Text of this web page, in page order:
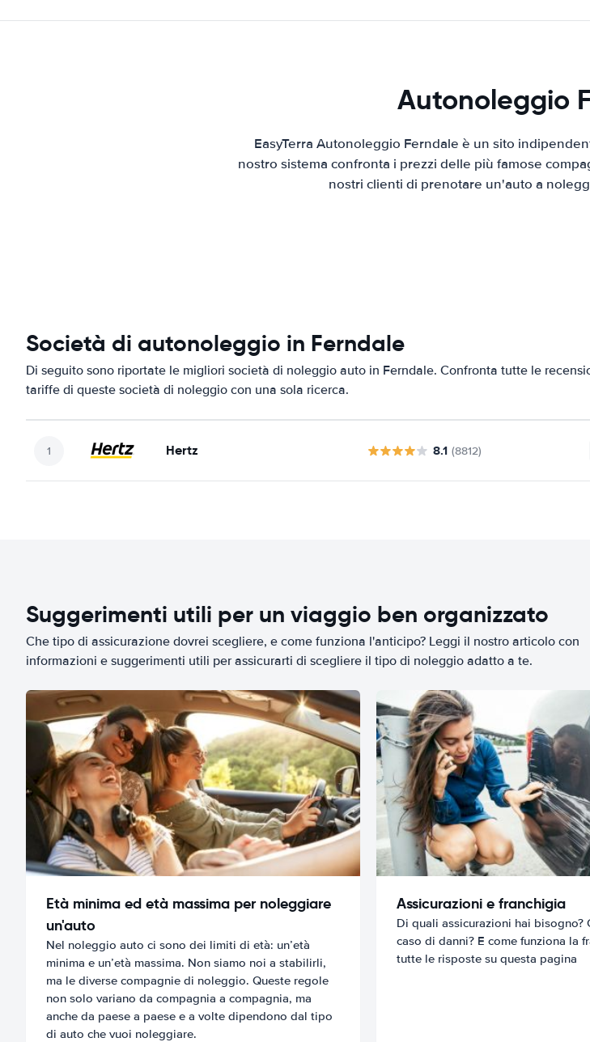
Autonoleggio
EasyTerra Autonoleggio Ferndale è un sito
nostro sistema confronta i prezzi delle più famose
nostri clienti di prenotare un'auto a
Società di autonoleggio in Ferndale
Di seguito sono riportate le migliori società di noleggio auto in Ferndale. Confronta tutte le
tariffe di queste società di noleggio con una sola ricerca.
Hertz 8.1 (8812)
Suggerimenti utili per un viaggio ben organizzato
Che tipo di assicurazione dovrei scegliere, e come funziona l'anticipo? Leggi il nostro articolo con
informazioni e suggerimenti utili per assicurarti di scegliere il tipo di noleggio adatto a te.
Età minima ed età massima per noleggiare
un'auto
Nel noleggio auto ci sono dei limiti di età: un’età
minima e un’età massima. Non siamo noi a stabilirli,
ma le diverse compagnie di noleggio. Queste regole
non solo variano da compagnia a compagnia, ma
anche da paese a paese e a volte dipendono dal tipo
di auto che vuoi noleggiare.
Assicurazioni e franchigia
Di quali assicurazioni hai bisogno?
caso di danni? E come funziona la
tutte le risposte su questa pagina